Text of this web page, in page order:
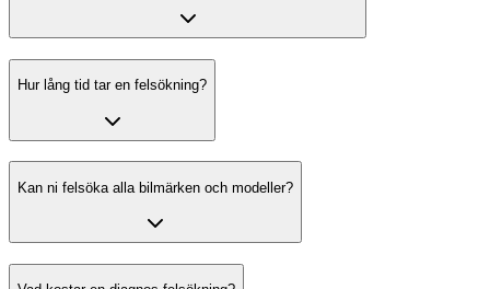
Hur lång tid tar en felsökning?
Kan ni felsöka alla bilmärken och modeller?